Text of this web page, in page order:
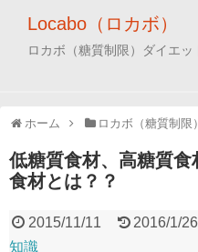
Locabo（ロカボ）
ロカボ（糖質制限）ダイエッ
ホーム ロカボ（糖質制限
低糖質食材、高糖質
食材とは？？
2015/11/11 2016/1/26
知識